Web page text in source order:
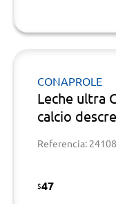
CONAPROLE
Leche ultra
calcio
Referencia:
$47